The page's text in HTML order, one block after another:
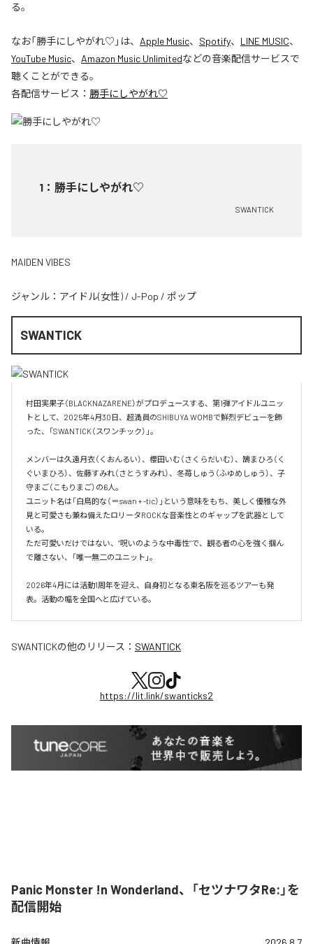
る。
なお「勝手にしやがれ♡ 」は、 Apple Music、 Spotify、 LINE MUSIC、
YouTube Music、 Amazon Music Unlimitedなどの音楽配信サービスで
聴くことができる。
各配信サービス： 勝手にしやがれ♡
1 ： 勝手にしやがれ♡
SWANTICK
MAIDEN VIBES
ジャンル： アイドル(女性) / J-Pop / ポップ
SWANTICK
村田実果子（BLACKNAZARENE）がプロデュースする、第1弾アイドルユニッ
トとして、2025年4月30日、超満員のSHIBUYA WOMBで鮮烈デビューを飾
った、「SWANTICK（スワンチック）」。
メンバーは久遠月衣（くおんるい）、櫻田いむ（さくらだいむ）、鵠まひろ（く
ぐいまひろ）、佐藤すみれ（さとうすみれ）、冬苺しゅう（ふゆめしゅう）、子
守まご（こもりまご）の6人。
ユニット名は「白鳥的な（＝swan + -tic）」という意味をもち、美しく優雅な外
見と可愛さも兼ね備えたロリータROCKな音楽性とのギャップを武器として
いる。
ただ可愛いだけではない、“呪いのような中毒性”で、観る者の心を強く掴ん
で離さない、「唯一無二のユニット」。
2026年4月には活動1周年を迎え、自身初となる東名阪を巡るツアーも発
表。活動の幅を全国へと広げている。
SWANTICKの他のリリース： SWANTICK
https://lit.link/swanticks2
Panic Monster !n Wonderland、「セツナワタRe:」を
配信開始